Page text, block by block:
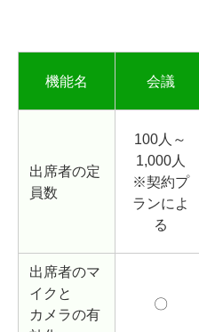
機能名 会議
出席者の定
員数
100人～
1,000人
※契約プ
ランによ
る
出席者のマ
イクと
カメラの有
〇